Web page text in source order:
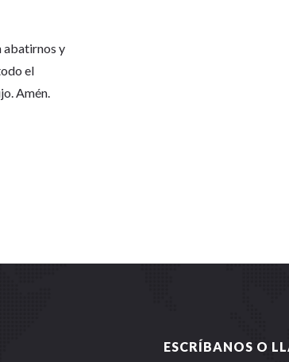
abatirnos y
el
Amén.
ESCRÍBANOS O